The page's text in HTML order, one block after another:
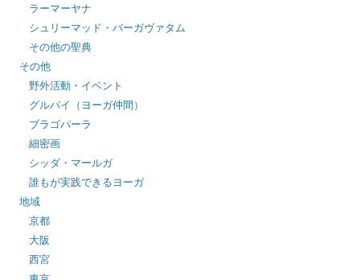
ラーマーヤナ
シュリーマッド・バーガヴァタム
その他の聖典
その他
野外活動・イベント
グルバイ（ヨーガ仲間）
ブラゴパーラ
細密画
シッダ・マールガ
誰もが実践できるヨーガ
地域
京都
大阪
西宮